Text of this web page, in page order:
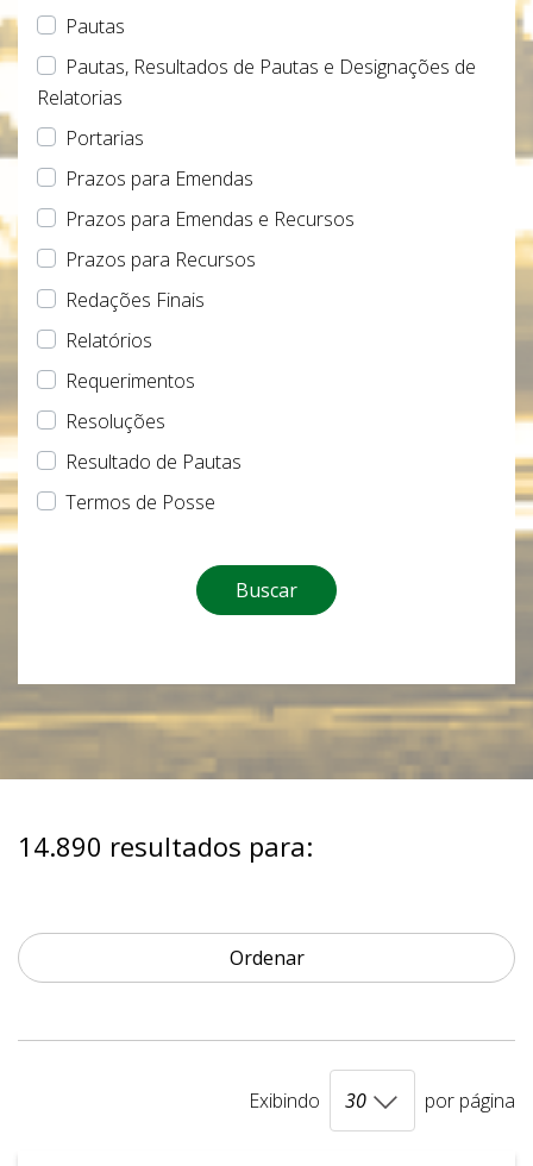
Pautas
Pautas, Resultados de Pautas e Designações de
Relatorias
Portarias
Prazos para Emendas
Prazos para Emendas e Recursos
Prazos para Recursos
Redações Finais
Relatórios
Requerimentos
Resoluções
Resultado de Pautas
Termos de Posse
Buscar
14.890 resultados para:
Ordenar
Exibindo por página